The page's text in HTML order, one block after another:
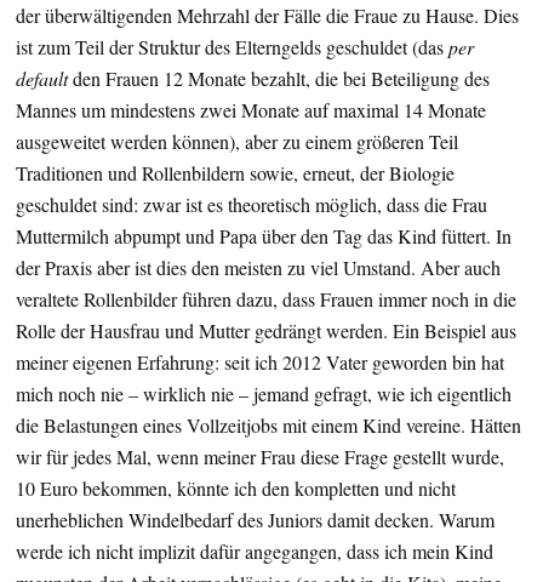
der überwältigenden Mehrzahl der Fälle die Fraue zu Hause. Dies
ist zum Teil der Struktur des Elterngelds geschuldet (dasper
defaultden Frauen 12 Monate bezahlt, die bei Beteiligung des
Mannes um mindestens zwei Monate auf maximal 14 Monate
ausgeweitet werden können), aber zu einem größeren Teil
Traditionen und Rollenbildern sowie, erneut, der Biologie
geschuldet sind: zwar ist es theoretisch möglich, dass die Frau
Muttermilch abpumpt und Papa über den Tag das Kind füttert. In
der Praxis aber ist dies den meisten zu viel Umstand. Aber auch
veraltete Rollenbilder führen dazu, dass Frauen immer noch in die
Rolle der Hausfrau und Mutter gedrängt werden. Ein Beispiel aus
meiner eigenen Erfahrung: seit ich 2012 Vater geworden bin hat
mich noch nie – wirklich nie – jemand gefragt, wie ich eigentlich
die Belastungen eines Vollzeitjobs mit einem Kind vereine. Hätten
wir für jedes Mal, wenn meiner Frau diese Frage gestellt wurde,
10 Euro bekommen, könnte ich den kompletten und nicht
unerheblichen Windelbedarf des Juniors damit decken. Warum
werde ich nicht implizit dafür angegangen, dass ich mein Kind